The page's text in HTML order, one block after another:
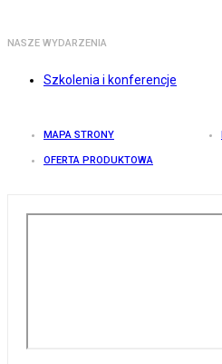
NASZE WYDARZENIA
Szkolenia i konferencje
MAPA STRONY
OFERTA PRODUKTOWA